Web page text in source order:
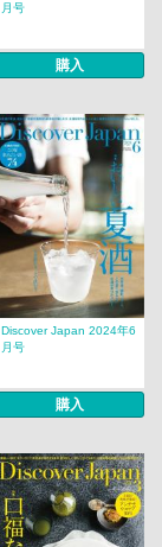
月号
購入
Discover Japan 2024年6
月号
購入